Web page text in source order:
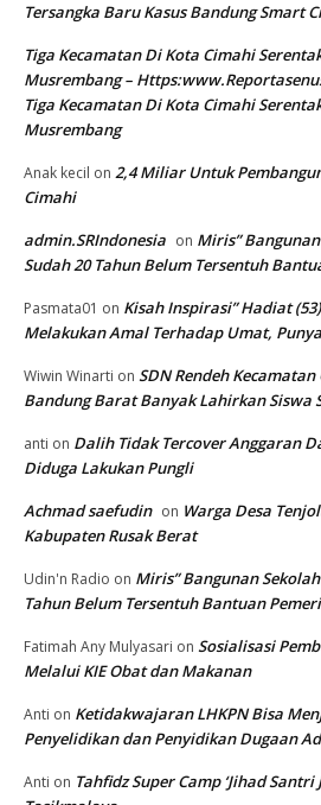
Tersangka Baru Kasus Bandung Smart
Tiga Kecamatan Di Kota Cimahi
Musrembang –
Tiga Kecamatan Di Kota Cimahi
Musrembang
Anak kecil on 2,4 Miliar Untuk
Cimahi
admin.SRIndonesia on Miris”
Sudah 20 Tahun Belum Tersentuh
Pasmata01 on Kisah Inspirasi” Hadiat
Melakukan Amal Terhadap Umat,
Wiwin Winarti on SDN Rendeh
Bandung Barat Banyak Lahirkan Siswa
anti on Dalih Tidak Tercover Anggaran
Diduga Lakukan Pungli
Achmad saefudin on Warga Desa
Kabupaten Rusak Berat
Udin'n Radio on Miris” Bangunan
Tahun Belum Tersentuh Bantuan
Fatimah Any Mulyasari on Sosialisasi
Melalui KIE Obat dan Makanan
Anti on Ketidakwajaran LHKPN Bisa
Penyelidikan dan Penyidikan Dugaan
Anti on Tahfidz Super Camp ‘Jihad Santri